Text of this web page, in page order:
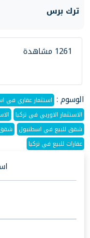
ترك برس
1261 مشاهدة
الوسوم : استثمار عقاري في
الاستثمار الاوربي في تركيا
شقق للبيع في اسطنبول
شقق
عقارات للبيع في تركيا